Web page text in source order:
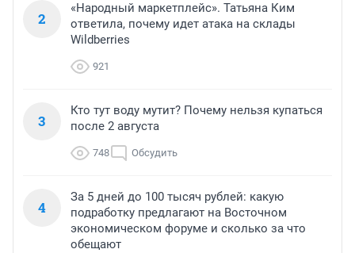
2
«Народный маркетплейс». Татьяна Ким
ответила, почему идет атака на склады
Wildberries
921
3
Кто тут воду мутит? Почему нельзя купаться
после 2 августа
748 Обсудить
4
За 5 дней до 100 тысяч рублей: какую
подработку предлагают на Восточном
экономическом форуме и сколько за что
обещают